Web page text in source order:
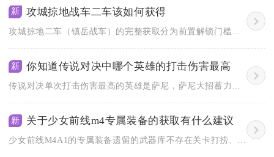
新 攻城掠地战车二车该如何获得
新 你知道传说对决中哪个英雄的打击伤害最高
新 关于少女前线m4专属装备的获取有什么建议